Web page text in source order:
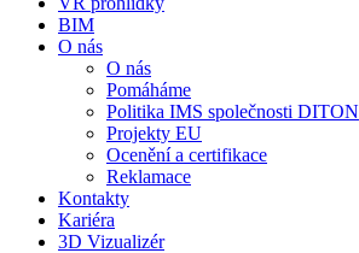
BIM
O nás
O nás
Pomáháme
Politika IMS společnosti DITON
Projekty EU
Ocenění a certifikace
Reklamace
Kontakty
Kariéra
3D Vizualizér